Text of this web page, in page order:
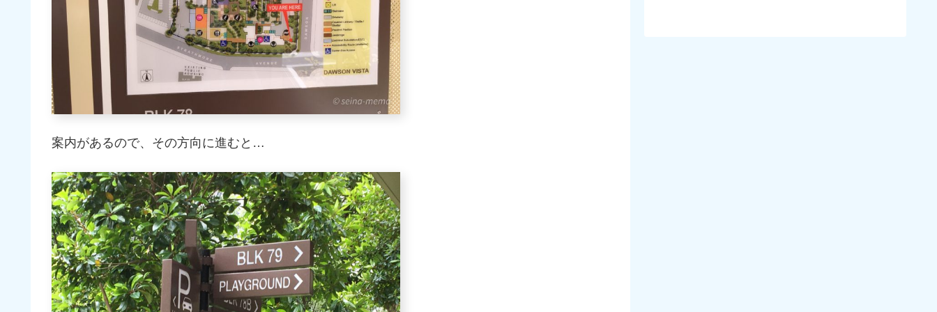
案内があるので、その方向に進むと…